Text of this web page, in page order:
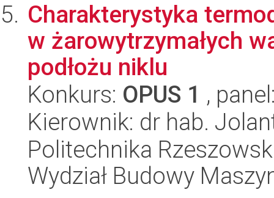
Charakterystyka
w żarowytrzymałych
podłożu niklu
Konkurs: OPUS 1 ,
Kierownik: dr hab.
Politechnika
Wydział Budowy